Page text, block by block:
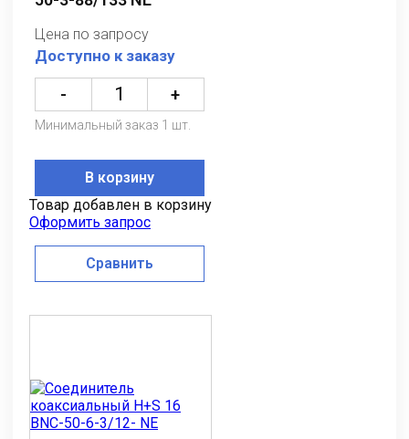
Цена по запросу
Доступно к заказу
- +
Минимальный заказ 1 шт.
В корзину
Товар добавлен в корзину
Оформить запрос
Сравнить